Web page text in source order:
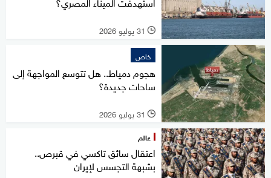
l 31 يوليو 2026
خاص
هجوم دمياط.. هل تتوسع المواجهة إلى
ساحات جديدة؟
l 31 يوليو 2026
عالم
اعتقال سائق تاكسي في قبرص..
بشبهة التجسس لإيران